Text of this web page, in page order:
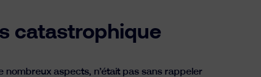
catastrophique
aspects, n’était pas sans rappeler